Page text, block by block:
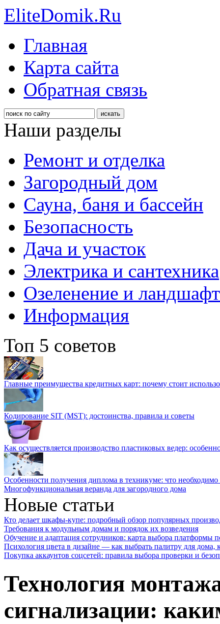
EliteDomik.Ru
Главная
Карта сайта
Обратная связь
Наши разделы
Ремонт и отделка
Загородный дом
Сауна, баня и бассейн
Безопасность
Дача и участок
Электрика и сантехника
Озеленение и
Информация
Топ 5 советов
Главные преимущества кредитных карт: почему стоит
Кодирование SIT (MST): достоинства, правила и советы
Как осуществляется производство пластиковых ведер:
Особенности получения диплома в техникуме: что необходимо
Многофункциональная веранда для загородного дома
Новые статьи
Кто делает шкафы-купе: подробный обзор популярных
Требования к модульным домам и порядок их возведения
Обучение и адаптация сотрудников: карта выбора платформы
Психология цвета в дизайне — как выбрать палитру для дома,
Покупка аккаунтов соцсетей: правила выбора проверки и
Технология
сигнализации: